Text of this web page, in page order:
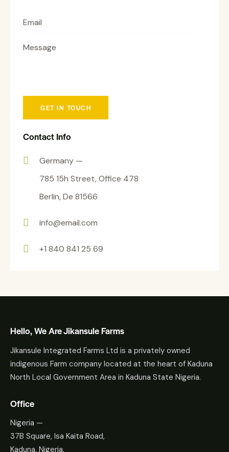
Contact Info
Germany —
785 15h Street, Office 478
Berlin, De 81566
info@email.com
+1 840 841 25 69
Hello, We Are Jikansule Farms
Jikansule Integrated Farms Ltd is a privately owned
indigenous Farm company located at the heart of Kaduna
North Local Government Area in Kaduna State Nigeria.
Office
Nigeria —
37B Square, Isa Kaita Road,
Kaduna, Nigeria.